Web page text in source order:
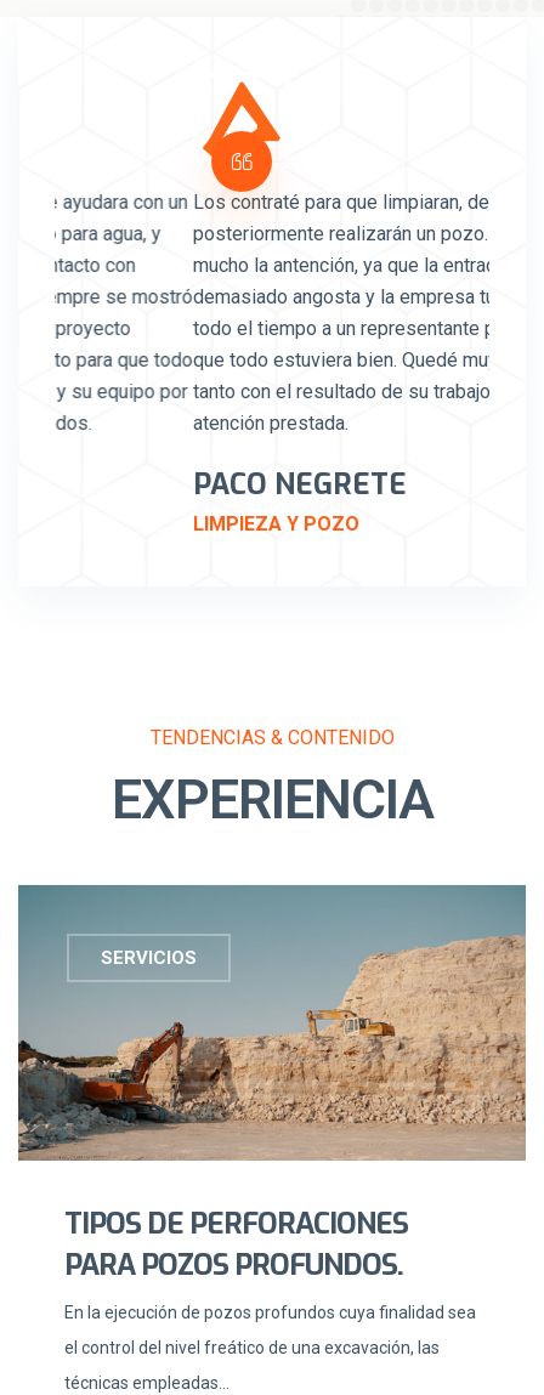
Los contraté para que limpiaran, desalojarán y
posteriormente realizarán un pozo. Me gusto
mucho la antención, ya que la entrada al predio era
demasiado angosta y la empresa tuvo presente
todo el tiempo a un representante para asegurarse
que todo estuviera bien. Quedé muy satisfecho
tanto con el resultado de su trabajo como con la
atención prestada.
PACO NEGRETE
LIMPIEZA Y POZO
TENDENCIAS & CONTENIDO
EXPERIENCIA
SERVICIOS
TIPOS DE PERFORACIONES
PARA POZOS PROFUNDOS.
En la ejecución de pozos profundos cuya finalidad sea
el control del nivel freático de una excavación, las
técnicas empleadas...